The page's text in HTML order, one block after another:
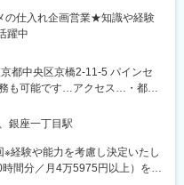
浦安駅、本蓮沼駅、相模原駅、
郷駅、江曽島駅、笠間駅、下館
ュータウン中央駅、柏駅、西小
、牛浜駅、藤沢駅、雑色駅、
舟駅、西葛西駅、逗子駅、宮
、北真岡駅、伊勢原駅、淵野
安芸駅、土佐山田駅、大阪空
賀台駅、学園前駅(奈良県)、上
駅、東伏見駅、下総中山駅、
の仕入れ企画営業★知識や経験
躍中
都中央区京橋2-11-5 パインセ
も可能です…アクセス…・都営
東京メトロ銀座線「京橋駅」よ
銀座一丁目駅」より徒歩8分・
銀座一丁目駅
経験や能力を考慮し決定いたし
間分／月4万5975円以上）を含